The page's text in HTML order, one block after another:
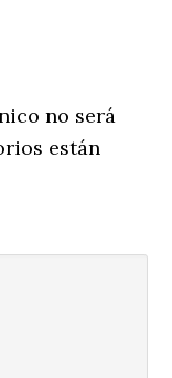
no será
están